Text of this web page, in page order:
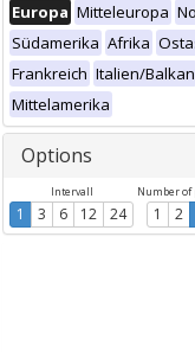
Europa Mitteleuropa
Südamerika Afrika
Frankreich Italien/Balkan
Mittelamerika
Options
Intervall
1 3 6 12 24
Number of
1 2